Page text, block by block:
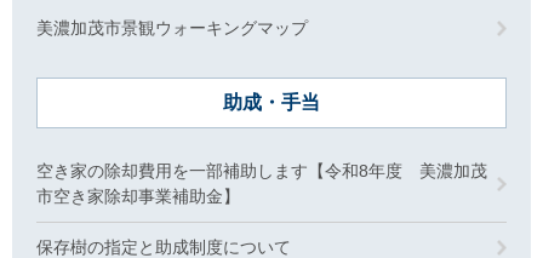
美濃加茂市景観ウォーキングマップ
助成・手当
空き家の除却費用を一部補助します【令和8年度 美濃加茂
市空き家除却事業補助金】
保存樹の指定と助成制度について